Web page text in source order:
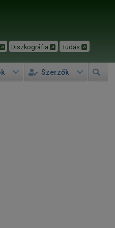
Diszkográfia Tudás
Szerzők